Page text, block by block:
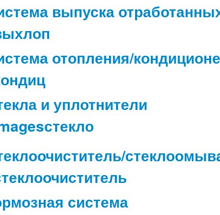
выпуска
отопления/
и уплотнители
система